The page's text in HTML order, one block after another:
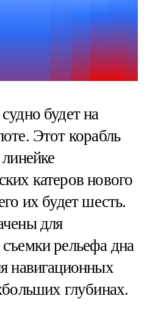
будет на
Этот корабль
катеров нового
их будет шесть.
для
рельефа дна
навигационных
глубинах.